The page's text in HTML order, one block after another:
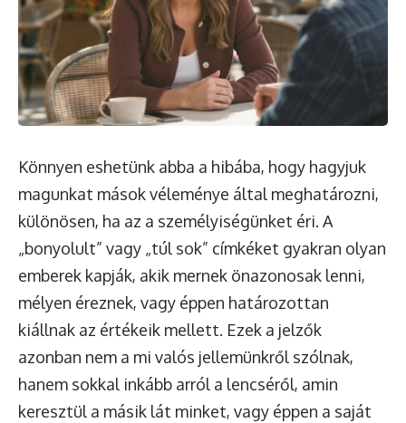
Könnyen eshetünk abba a hibába, hogy hagyjuk
magunkat mások véleménye által meghatározni,
különösen, ha az a személyiségünket éri. A
„bonyolult” vagy „túl sok” címkéket gyakran olyan
emberek kapják, akik mernek önazonosak lenni,
mélyen éreznek, vagy éppen határozottan
kiállnak az értékeik mellett. Ezek a jelzők
azonban nem a mi valós jellemünkről szólnak,
hanem sokkal inkább arról a lencséről, amin
keresztül a másik lát minket, vagy éppen a saját